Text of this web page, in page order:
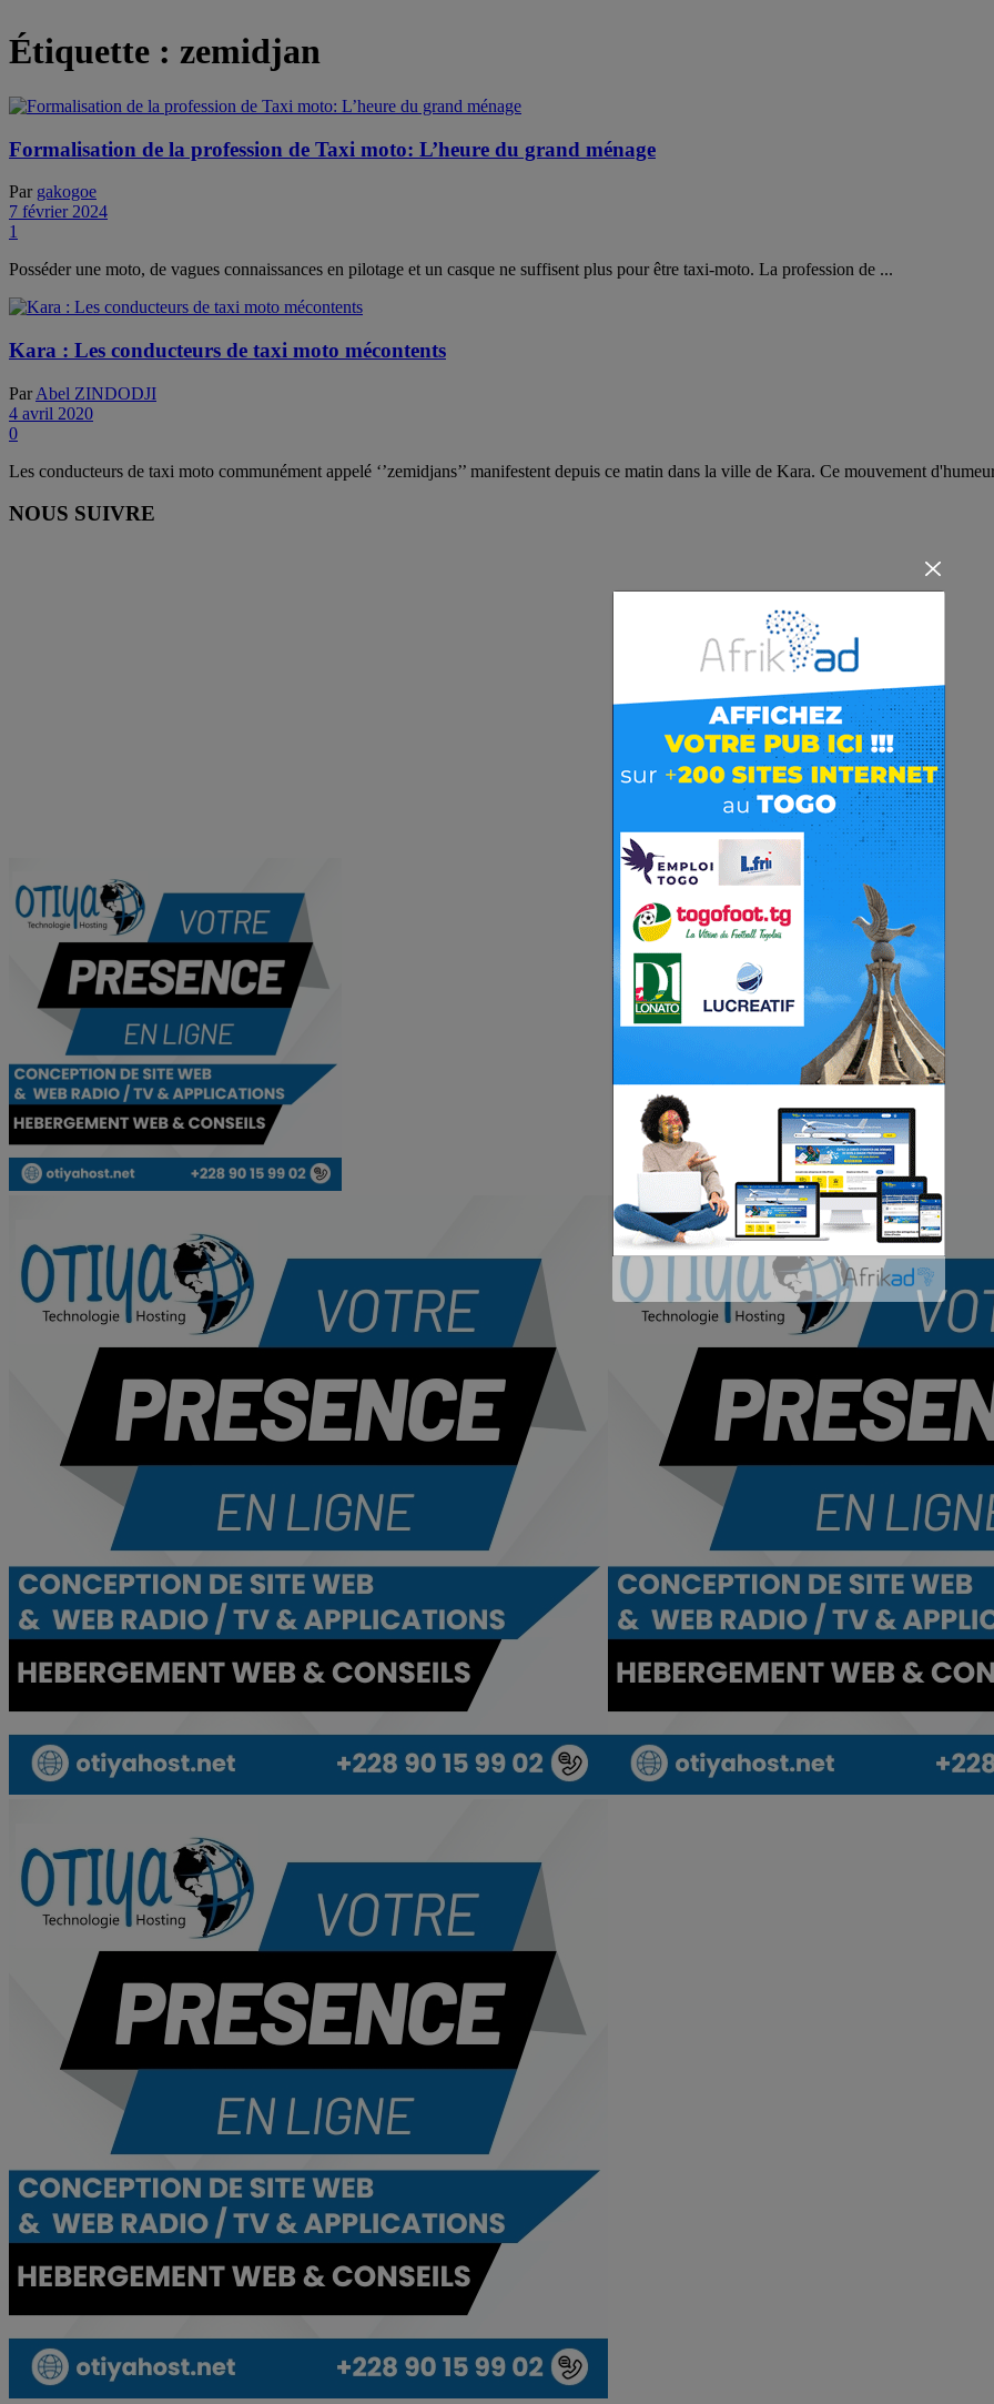
Étiquette : zemidjan
Formalisation de la profession de Taxi moto: L’heure du grand ménage
Par gakogoe
7 février 2024
1
Posséder une moto, de vagues connaissances en pilotage et un casque ne suffisent plus pour être taxi-moto. La profession de ...
Kara : Les conducteurs de taxi moto mécontents
Par Abel ZINDODJI
4 avril 2020
0
Les conducteurs de taxi moto communément appelé ‘’zemidjans’’ manifestent depuis ce matin dans la ville de Kara. Ce mouvement
NOUS SUIVRE